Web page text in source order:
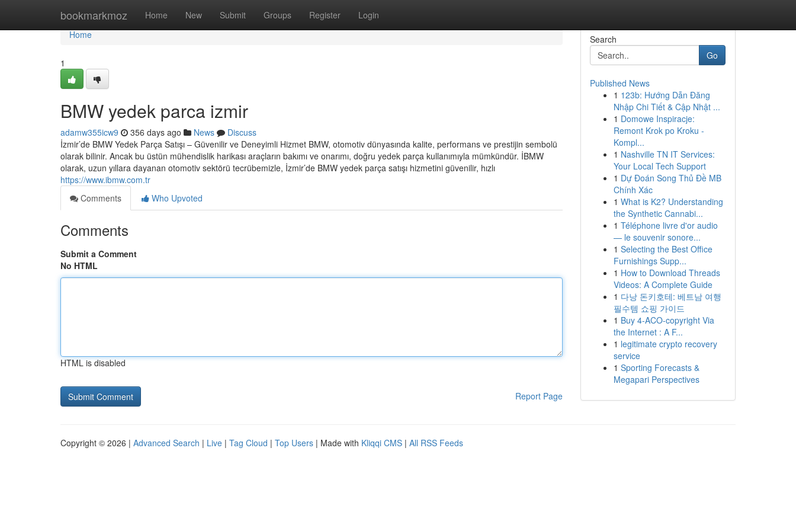
bookmarkmoz Home New Submit Groups Register Login
Home
Home
1
BMW yedek parca izmir
adamw355icw9 356 days ago News
Discuss
İzmir’de BMW Yedek Parça Satışı – Güvenilir ve Deneyimli Hizmet BMW, otomotiv dünyasında kalite, performans ve prestijin sembolü
olarak bilinir. Ancak bu üstün mühendislik harikası araçların bakımı ve onarımı, doğru yedek parça kullanımıyla mümkündür. İBMW
olarak, uzun yıllara dayanan otomotiv sektörü tecrübemizle, İzmir’de BMW yedek parça satışı hizmetini güvenilir, hızlı
https://www.ibmw.com.tr
Comments
Who Upvoted
Comments
Submit a Comment
No HTML
HTML is disabled
Report Page
Search
Go
Published News
1 123b: Hướng Dẫn Đăng
Nhập Chi Tiết & Cập Nhật ...
1 Domowe Inspiracje:
Remont Krok po Kroku -
Kompl...
1 Nashville TN IT Services:
Your Local Tech Support
1 Dự Đoán Song Thủ Đề MB
Chính Xác
1 What is K2? Understanding
the Synthetic Cannabi...
1 Téléphone livre d'or audio
— le souvenir sonore...
1 Selecting the Best Office
Furnishings Supp...
1 How to Download Threads
Videos: A Complete Guide
1 다낭 돈키호테: 베트남 여행
필수템 쇼핑 가이드
1 Buy 4-ACO-copyright Via
the Internet : A F...
1 legitimate crypto recovery
service
1 Sporting Forecasts &
Megapari Perspectives
Copyright © 2026 | Advanced Search | Live | Tag Cloud | Top Users | Made with Kliqqi CMS | All RSS Feeds